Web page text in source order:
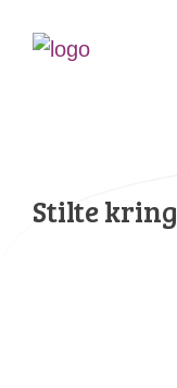
Stilte